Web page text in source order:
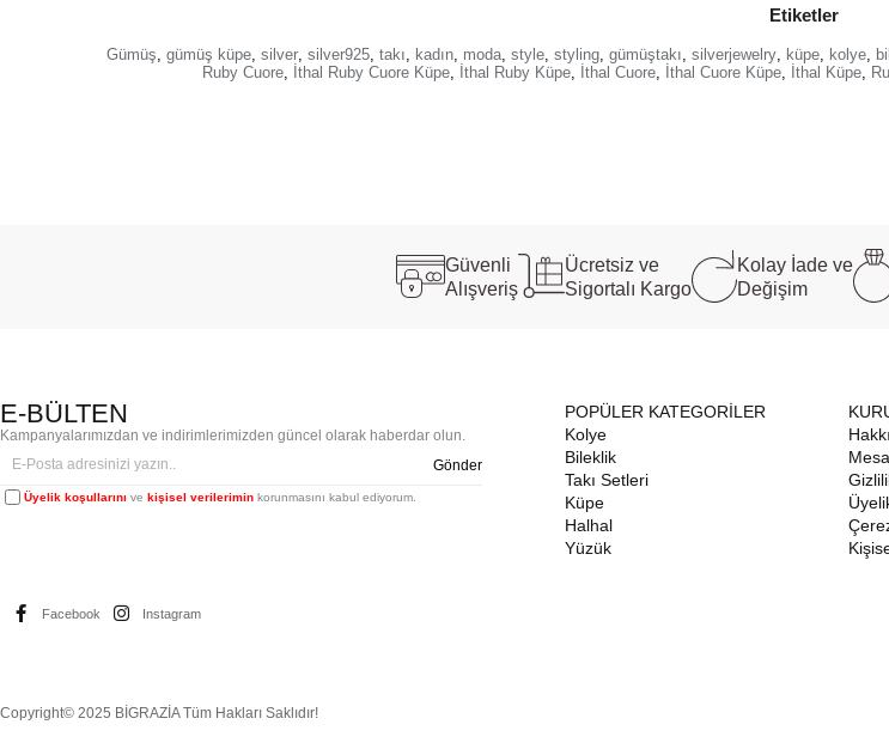
Etiketler
Gümüş, gümüş küpe, silver, silver925, takı, kadın, moda, style, styling, gümüştakı, silverjewelry, küpe, kolye,
Ruby Cuore, İthal Ruby Cuore Küpe, İthal Ruby Küpe, İthal Cuore, İthal Cuore Küpe, İthal Küpe,
Güvenli
Alışveriş
Ücretsiz ve
Sigortalı Kargo
Kolay İade ve
Değişim
E-BÜLTEN
Kampanyalarımızdan ve indirimlerimizden güncel olarak haberdar olun.
Gönder
Üyelik koşullarını ve kişisel verilerimin korunmasını kabul ediyorum.
Facebook Instagram
POPÜLER KATEGORİLER
Kolye
Bileklik
Takı Setleri
Küpe
Halhal
Yüzük
Copyright© 2025 BİGRAZİA Tüm Hakları Saklıdır!